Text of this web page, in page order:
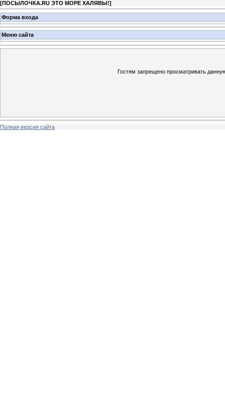
[ПОСЫЛОЧКА.RU ЭТО МОРЕ ХАЛЯВЫ!]
Форма входа
Меню сайта
Гостям запрещено просматривать
Полная версия сайта